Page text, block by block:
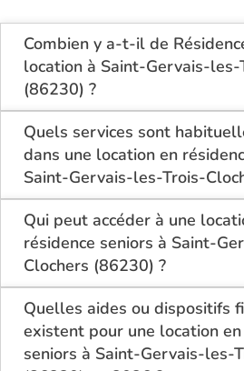
Combien y a-t-il de
location à Saint-Gervais-les-
(86230) ?
Sur le site Logement-
actuellement 1 Résidences
Saint-Gervais-les-Trois-
Quels services sont
dans une location en
Saint-Gervais-les-Trois-
En location à Saint-Gervais-
(86230), la résidence seniors
l’entretien des espaces
activités, la présence d’un
restauration ou service repas
services sont optionnels et
tarif.
Qui peut accéder à une
résidence seniors à Saint-
Clochers (86230) ?
La location en résidence
les-Trois-Clochers (86230)
autonomes souhaitant un
et convivial. Il est conseillé
plus, bien que chaque
Quelles aides ou dispositifs
existent pour une location
seniors à Saint-Gervais-les-